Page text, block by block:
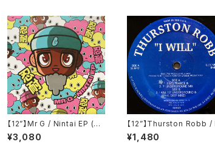
【12”】Mr G / Nintai EP (Ph
oenix G.) (PG077)
¥3,080
【12”】Thurston Robb /
Will (Acacia Records)
R021)
¥1,480